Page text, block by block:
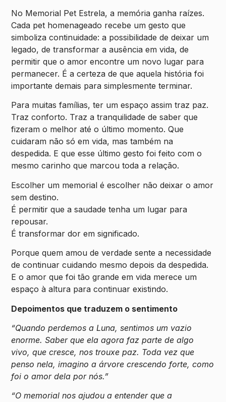
No Memorial Pet Estrela, a memória ganha raízes.
Cada pet homenageado recebe um gesto que
simboliza continuidade: a possibilidade de deixar um
legado, de transformar a ausência em vida, de
permitir que o amor encontre um novo lugar para
permanecer. É a certeza de que aquela história foi
importante demais para simplesmente terminar.
Para muitas famílias, ter um espaço assim traz paz.
Traz conforto. Traz a tranquilidade de saber que
fizeram o melhor até o último momento. Que
cuidaram não só em vida, mas também na
despedida. E que esse último gesto foi feito com o
mesmo carinho que marcou toda a relação.
Escolher um memorial é escolher não deixar o amor
sem destino.
É permitir que a saudade tenha um lugar para
repousar.
É transformar dor em significado.
Porque quem amou de verdade sente a necessidade
de continuar cuidando mesmo depois da despedida.
E o amor que foi tão grande em vida merece um
espaço à altura para continuar existindo.
Depoimentos que traduzem o sentimento
“Quando perdemos a Luna, sentimos um vazio
enorme. Saber que ela agora faz parte de algo
vivo, que cresce, nos trouxe paz. Toda vez que
penso nela, imagino a árvore crescendo forte, como
foi o amor dela por nós.”
“O memorial nos ajudou a entender que a